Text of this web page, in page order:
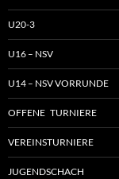
U20-3
U16 – NSV
U14 – NSV VORRUNDE
OFFENE TURNIERE
VEREINSTURNIERE
JUGENDSCHACH